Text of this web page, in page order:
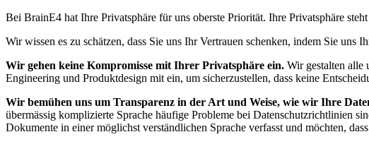
Bei BrainE4 hat Ihre Privatsphäre für uns oberste Priorität. Ihre Privatsphäre
Wir wissen es zu schätzen, dass Sie uns Ihr Vertrauen schenken, indem Sie
Wir gehen keine Kompromisse mit Ihrer Privatsphäre ein. Wir gestalten alle
Engineering und Produktdesign mit ein, um sicherzustellen, dass keine
Wir bemühen uns um Transparenz in der Art und Weise, wie wir Ihre
übermässig komplizierte Sprache häufige Probleme bei Datenschutzrichtlinien
Dokumente in einer möglichst verständlichen Sprache verfasst und möchten,